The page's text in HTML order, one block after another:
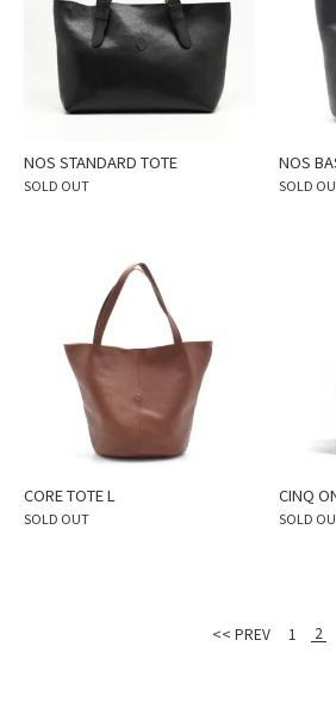
NOS STANDARD TOTE
SOLD OUT
NOS
SOLD
CORE TOTE L
SOLD OUT
CINQ
SOLD
<< PREV 1 2